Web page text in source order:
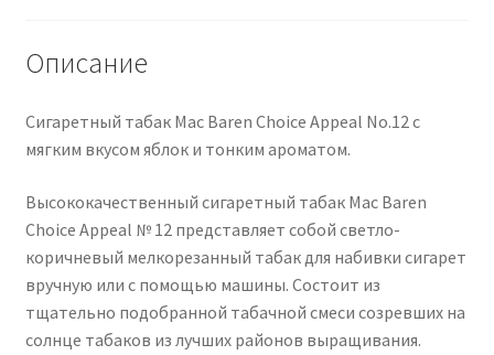
Описание
Сигаретный табак Mac Baren Choice Appeal No.12 с
мягким вкусом яблок и тонким ароматом.
Высококачественный сигаретный табак Mac Baren
Choice Appeal № 12 представляет собой светло-
коричневый мелкорезанный табак для набивки сигарет
вручную или с помощью машины. Состоит из
тщательно подобранной табачной смеси созревших на
солнце табаков из лучших районов выращивания.